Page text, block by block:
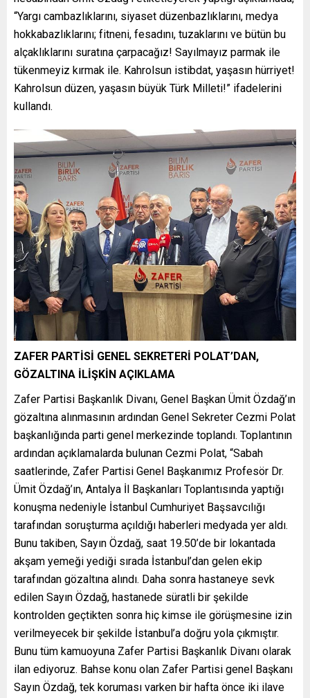
“Yargı cambazlıklarını, siyaset düzenbazlıklarını, medya
hokkabazlıklarını; fitneni, fesadını, tuzaklarını ve bütün bu
alçaklıklarını suratına çarpacağız! Sayılmayız parmak ile
tükenmeyiz kırmak ile. Kahrolsun istibdat, yaşasın hürriyet!
Kahrolsun düzen, yaşasın büyük Türk Milleti!” ifadelerini
kullandı.
ZAFER PARTİSİ GENEL SEKRETERİ POLAT’DAN,
GÖZALTINA İLİŞKİN AÇIKLAMA
Zafer Partisi Başkanlık Divanı, Genel Başkan Ümit Özdağ’ın
gözaltına alınmasının ardından Genel Sekreter Cezmi Polat
başkanlığında parti genel merkezinde toplandı. Toplantının
ardından açıklamalarda bulunan Cezmi Polat, “Sabah
saatlerinde, Zafer Partisi Genel Başkanımız Profesör Dr.
Ümit Özdağ’ın, Antalya İl Başkanları Toplantısında yaptığı
konuşma nedeniyle İstanbul Cumhuriyet Başsavcılığı
tarafından soruşturma açıldığı haberleri medyada yer aldı.
Bunu takiben, Sayın Özdağ, saat 19.50’de bir lokantada
akşam yemeği yediği sırada İstanbul’dan gelen ekip
tarafından gözaltına alındı. Daha sonra hastaneye sevk
edilen Sayın Özdağ, hastanede süratli bir şekilde
kontrolden geçtikten sonra hiç kimse ile görüşmesine izin
verilmeyecek bir şekilde İstanbul’a doğru yola çıkmıştır.
Bunu tüm kamuoyuna Zafer Partisi Başkanlık Divanı olarak
ilan ediyoruz. Bahse konu olan Zafer Partisi genel Başkanı
Sayın Özdağ, tek koruması varken bir hafta önce iki ilave